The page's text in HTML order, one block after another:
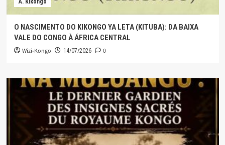
A. Kikongo
O NASCIMENTO DO KIKONGO YA LETA (KITUBA): DA BAIXA
VALE DO CONGO À ÁFRICA CENTRAL
Wizi-Kongo 14/07/2026 0